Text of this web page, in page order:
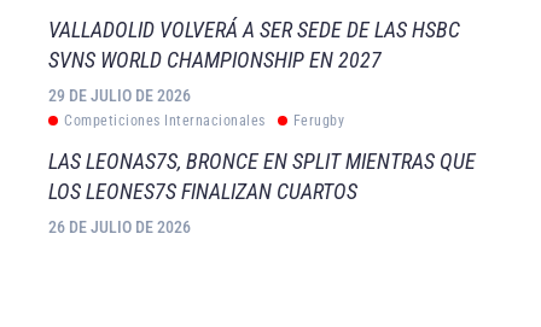
VALLADOLID VOLVERÁ A SER SEDE DE LAS HSBC
SVNS WORLD CHAMPIONSHIP EN 2027
29 DE JULIO DE 2026
Competiciones Internacionales Ferugby
LAS LEONAS7S, BRONCE EN SPLIT MIENTRAS QUE
LOS LEONES7S FINALIZAN CUARTOS
26 DE JULIO DE 2026